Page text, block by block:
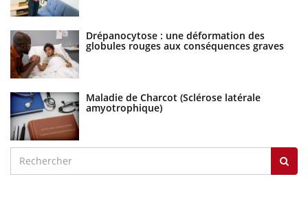
Drépanocytose : une déformation des
globules rouges aux conséquences graves
Maladie de Charcot (Sclérose latérale
amyotrophique)